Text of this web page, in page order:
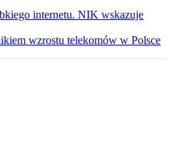
internetu. NIK wskazuje
wzrostu telekomów w Polsce